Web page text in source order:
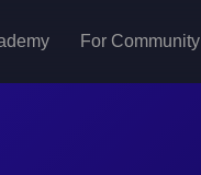
For Community